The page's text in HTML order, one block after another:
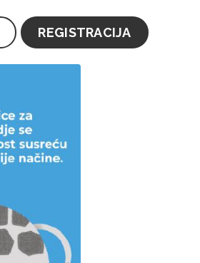
REGISTRACIJA